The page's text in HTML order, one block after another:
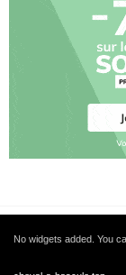
No widgets added. You